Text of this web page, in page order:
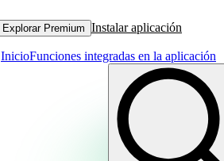
Explorar Premium Instalar aplicación
InicioFunciones integradas en la aplicación